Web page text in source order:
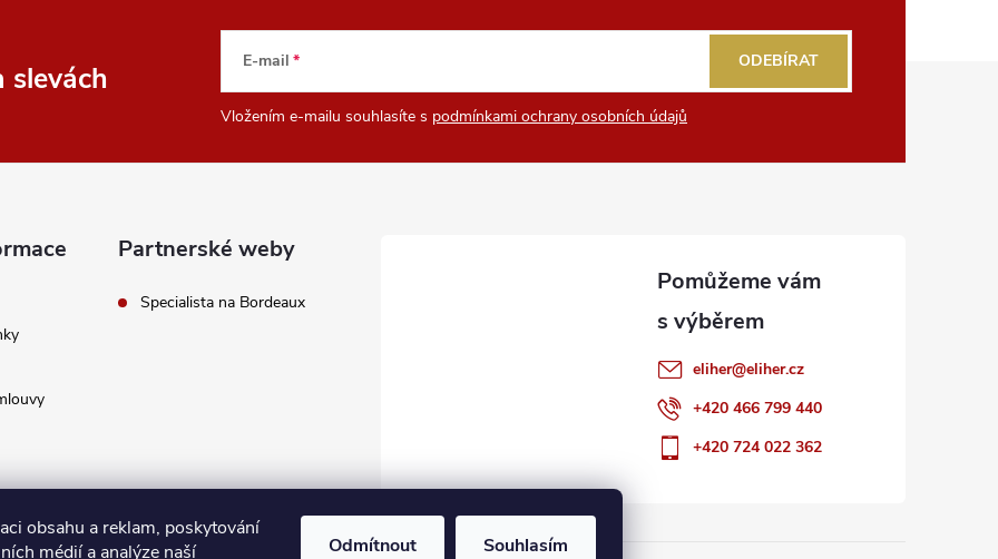
obsahu a reklam, poskytování
médií a analýze naší
Odmítnout Souhlasím
slevách E-mail
Vložením e-mailu souhlasíte s podmínkami ochrany osobních údajů
ODEBÍRAT
Partnerské weby
Specialista na Bordeaux
eliher@eliher.cz
+420 466 799 440
+420 724 022 362